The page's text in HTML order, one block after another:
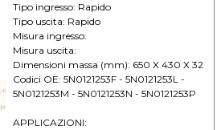
Tipo ingresso: Rapido
Tipo uscita: Rapido
Misura ingresso:
Misura uscita:
Dimensioni massa (mm): 650 X 430 X 32
Codici OE: 5N0121253F - 5N0121253L -
5N0121253M - 5N0121253N - 5N0121253P
APPLICAZIONI: